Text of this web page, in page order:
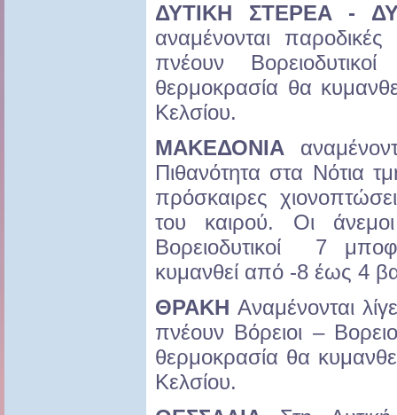
ΔΥΤΙΚΗ ΣΤΕΡΕΑ -
αναμένονται
πνέουν
θερμοκρασία θα
Κελσίου.
ΜΑΚΕΔΟΝΙΑ
Πιθανότητα στα Νότια
πρόσκαιρες
του καιρού. Οι
Βορειοδυτικοί 7
κυμανθεί από -8 έως 4
ΘΡΑΚΗ Αναμένονται
πνέουν Βόρειοι –
θερμοκρασία θα
Κελσίου.